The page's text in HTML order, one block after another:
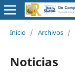
Inicio / Archivos /
Noticias